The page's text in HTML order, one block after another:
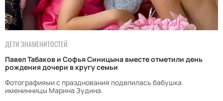
ДЕТИ ЗНАМЕНИТОСТЕЙ
Павел Табаков и Софья Синицына вместе отметили день
рождения дочери в кругу семьи
Фотографиями с празднования поделилась бабушка
именинницы Марина Зудина.